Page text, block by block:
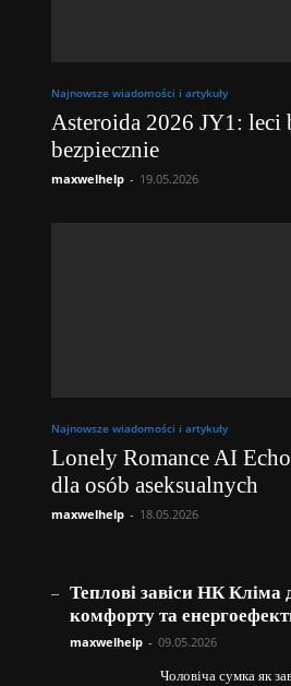
Najnowsze wiadomości i artykuły
Asteroida 2026 JY1: leci
bezpiecznie
maxwelhelp - 19.05.2026
Najnowsze wiadomości i artykuły
Lonely Romance AI
dla osób aseksualnych
maxwelhelp - 18.05.2026
Теплові завіси НК Кліма
комфорту та
maxwelhelp - 09.05.2026
Чоловіча сумка як